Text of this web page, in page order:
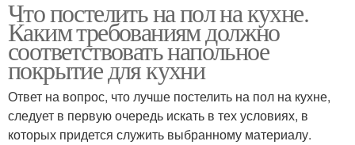
Что постелить на пол на кухне.
Каким требованиям должно
соответствовать напольное
покрытие для кухни
Ответ на вопрос, что лучше постелить на пол на кухне,
следует в первую очередь искать в тех условиях, в
которых придется служить выбранному материалу.